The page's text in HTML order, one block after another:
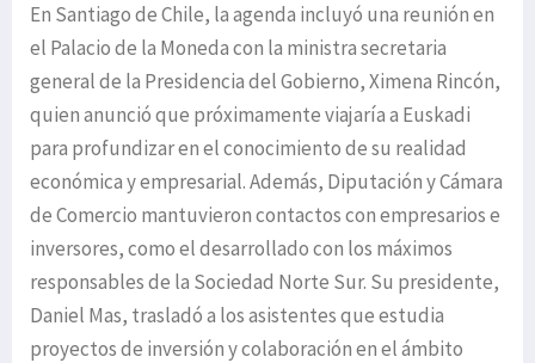
En Santiago de Chile, la agenda incluyó una reunión en
el Palacio de la Moneda con la ministra secretaria
general de la Presidencia del Gobierno, Ximena Rincón,
quien anunció que próximamente viajaría a Euskadi
para profundizar en el conocimiento de su realidad
económica y empresarial. Además, Diputación y Cámara
de Comercio mantuvieron contactos con empresarios e
inversores, como el desarrollado con los máximos
responsables de la Sociedad Norte Sur. Su presidente,
Daniel Mas, trasladó a los asistentes que estudia
proyectos de inversión y colaboración en el ámbito